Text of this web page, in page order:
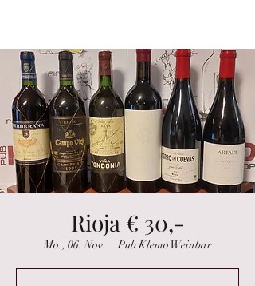
Rioja € 30,-
Mo., 06. Nov.
  |
Pub Klemo Weinbar